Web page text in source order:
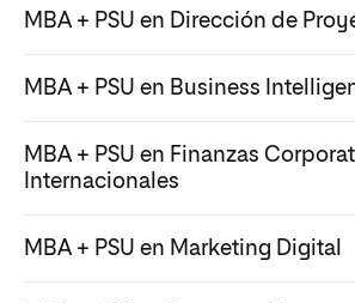
MBA + PSU en Dirección de
MBA + PSU en Business
MBA + PSU en Finanzas
Internacionales
MBA + PSU en Marketing Digital